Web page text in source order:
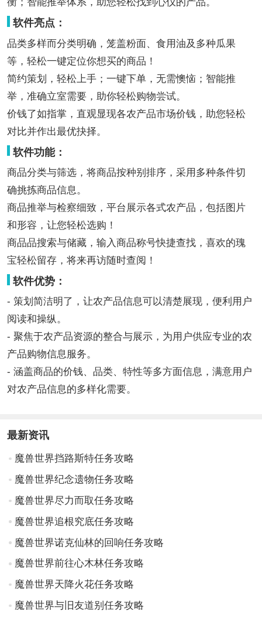
软件亮点：
品类多样而分类明确，笼盖粉面、食用油及多种瓜果
等，轻松一键定位你想买的商品！
简约策划，轻松上手；一键下单，无需懊恼；智能推
举，准确立室需要，助你轻松购物尝试。
价钱了如指掌，直观显现各农产品市场价钱，助您轻松
对比并作出最优抉择。
软件功能：
商品分类与筛选，将商品按种别排序，采用多种条件切
确挑拣商品信息。
商品推举与检察细致，平台展示各式农产品，包括图片
和形容，让您轻松选购！
商品品搜索与储藏，输入商品称号快捷查找，喜欢的瑰
宝轻松留存，将来再访随时查阅！
软件优势：
- 策划简洁明了，让农产品信息可以清楚展现，便利用户
阅读和操纵。
- 聚焦于农产品资源的整合与展示，为用户供应专业的农
产品购物信息服务。
- 涵盖商品的价钱、品类、特性等多方面信息，满意用户
对农产品信息的多样化需要。
最新资讯
魔兽世界挡路斯特任务攻略
魔兽世界纪念遗物任务攻略
魔兽世界尽力而取任务攻略
魔兽世界追根究底任务攻略
魔兽世界诺克仙林的回响任务攻略
魔兽世界前往心木林任务攻略
魔兽世界天降火花任务攻略
魔兽世界与旧友道别任务攻略